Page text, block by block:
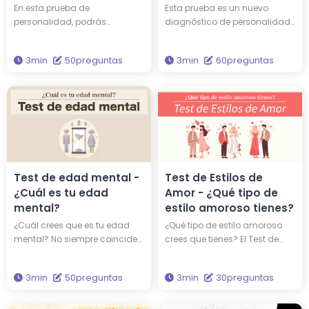
En esta prueba de
personalidad, podrás
famosa entre las 16 figuras
vez compartes una
personalidad similar a la de
Edison o Einstein? ¿Por qué no
te enfrentas de nuevo a tu
propia personalidad a través
de esta evaluación?
3min 50preguntas
Forman tu
Personalidad?
Esta prueba es un nuevo
diagnóstico de personalidad
¿Quiénes son los tres de los 15
personalidades que
componen tu carácter?
Basado en la teoría de
análisis de personalidad más
científicamente precisa, 'Los
Cinco Grandes', esta prueba te
permite comprender
profundamente tu verdadera
personalidad.
3min 60preguntas
Test de edad mental -
¿Cuál es tu edad
mental?
¿Cuál crees que es tu edad
mental? No siempre coincide
maduro o más infantil de lo
3min 50preguntas
Test de Estilos de
Amor - ¿Qué tipo de
estilo amoroso tienes?
¿Qué tipo de estilo amoroso
crees que tienes? El Test de
del Amor' propuesta por el
3min 30preguntas